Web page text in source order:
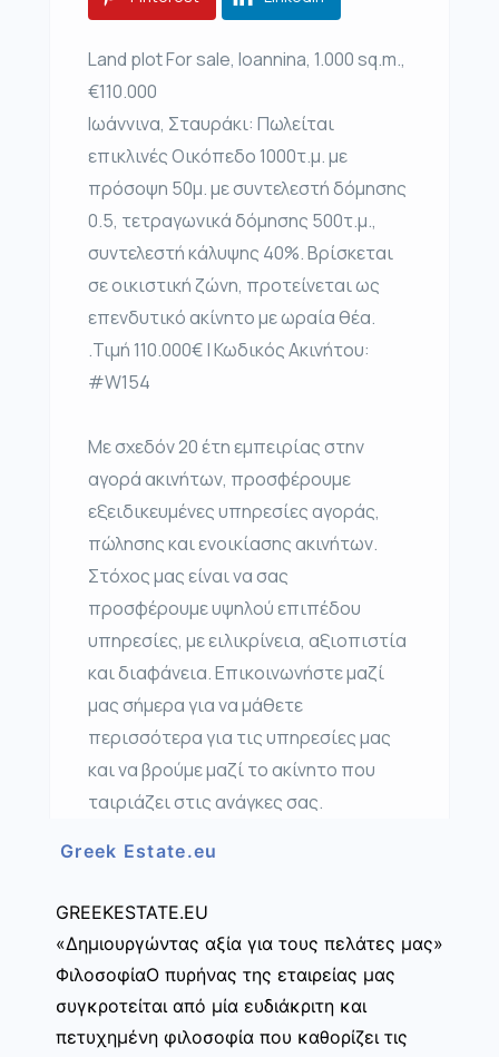
Land plot For sale, Ioannina, 1.000 sq.m.,
€110.000
Ιωάννινα, Σταυράκι: Πωλείται
επικλινές Οικόπεδο 1000τ.μ. με
πρόσοψη 50μ. με συντελεστή δόμησης
0.5, τετραγωνικά δόμησης 500τ.μ.,
συντελεστή κάλυψης 40%. Βρίσκεται
σε οικιστική ζώνη, προτείνεται ως
επενδυτικό ακίνητο με ωραία θέα.
.Τιμή 110.000€ | Κωδικός Ακινήτου:
#W154
Με σχεδόν 20 έτη εμπειρίας στην
αγορά ακινήτων, προσφέρουμε
εξειδικευμένες υπηρεσίες αγοράς,
πώλησης και ενοικίασης ακινήτων.
Στόχος μας είναι να σας
προσφέρουμε υψηλού επιπέδου
υπηρεσίες, με ειλικρίνεια, αξιοπιστία
και διαφάνεια. Επικοινωνήστε μαζί
μας σήμερα για να μάθετε
περισσότερα για τις υπηρεσίες μας
και να βρούμε μαζί το ακίνητο που
ταιριάζει στις ανάγκες σας.
Greek Estate.eu
GREEKESTATE.EU
«Δημιουργώντας αξία για τους πελάτες μας»
ΦιλοσοφίαΟ πυρήνας της εταιρείας μας
συγκροτείται από μία ευδιάκριτη και
πετυχημένη φιλοσοφία που καθορίζει τις